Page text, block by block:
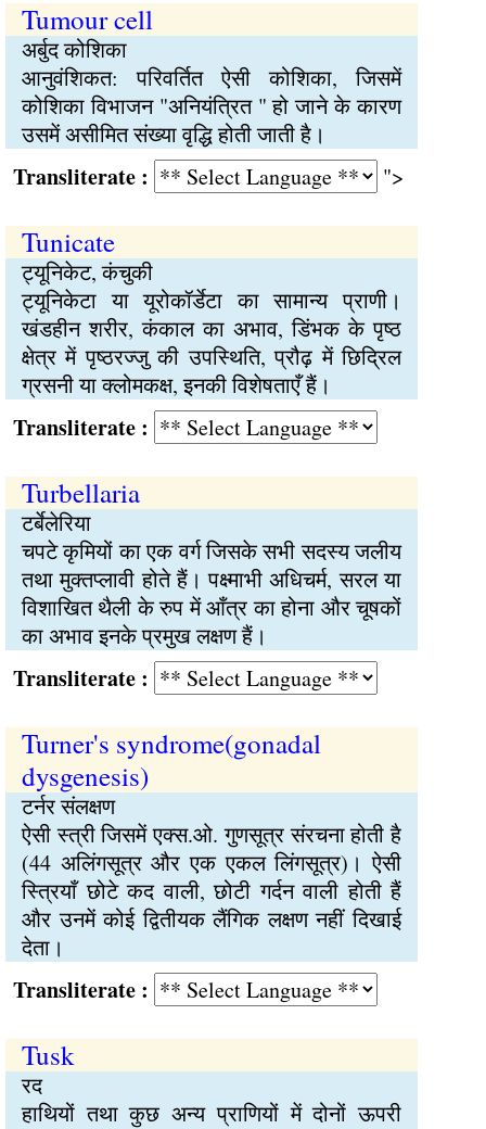
Tumour cell
अर्बुद कोशिका
आनुवंशिकत: परिवर्तित ऐसी कोशिका, जिसमें
कोशिका विभाजन "अनियंत्रित " हो जाने के कारण
उसमें असीमित संख्या वृद्धि होती जाती है।
: ">
Tunicate
ट्यूनिकेट, कंचुकी
ट्यूनिकेटा या यूरोकॉर्डेटा का सामान्य प्राणी।
खंडहीन शरीर, कंकाल का अभाव, डिंभक के पृष्ठ
क्षेत्र में पृष्ठरज्जु की उपस्थिति, प्रौढ़ में छिद्रिल
ग्रसनी या क्लोमकक्ष, इनकी विशेषताएँ हैं।
:
Turbellaria
टर्बेलेरिया
चपटे कृमियों का एक वर्ग जिसके सभी सदस्य जलीय
तथा मुक्तप्लावी होते हैं। पक्ष्माभी अधिचर्म, सरल या
विशाखित थैली के रुप में आँत्र का होना और चूषकों
का अभाव इनके प्रमुख लक्षण हैं।
:
Turner's syndrome(gonadal
dysgenesis)
टर्नर संलक्षण
ऐसी स्त्री जिसमें एक्स.ओ. गुणसूत्र संरचना होती है
(44 अलिंगसूत्र और एक एकल लिंगसूत्र)। ऐसी
स्त्रियाँ छोटे कद वाली, छोटी गर्दन वाली होती हैं
और उनमें कोई द्वितीयक लैंगिक लक्षण नहीं दिखाई
देता।
:
Tusk
रद
हाथियों तथा कुछ अन्य प्राणियों में दोनों ऊपरी